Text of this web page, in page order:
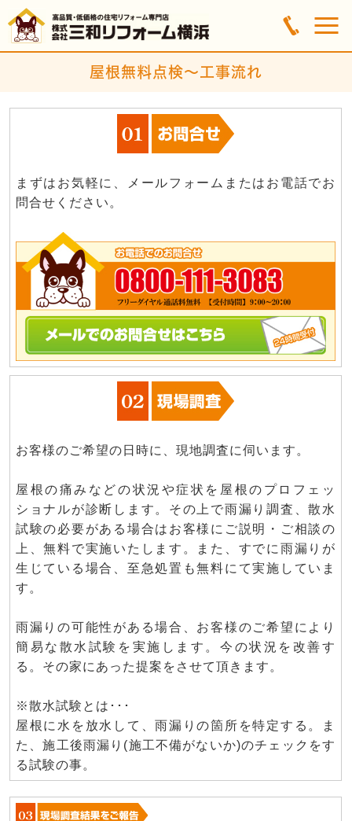
屋根無料点検～工事流れ
まずはお気軽に、メールフォームまたはお電話でお
問合せください。
お客様のご希望の日時に、現地調査に伺います。
屋根の痛みなどの状況や症状を屋根のプロフェッ
ショナルが診断します。その上で雨漏り調査、散水
試験の必要がある場合はお客様にご説明・ご相談の
上、無料で実施いたします。また、すでに雨漏りが
生じている場合、至急処置も無料にて実施していま
す。
雨漏りの可能性がある場合、お客様のご希望により
簡易な散水試験を実施します。今の状況を改善す
る。その家にあった提案をさせて頂きます。
※散水試験とは･･･
屋根に水を放水して、雨漏りの箇所を特定する。ま
た、施工後雨漏り(施工不備がないか)のチェックをす
る試験の事。